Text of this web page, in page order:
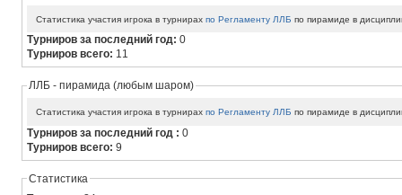
Статистика участия игрока в турнирахпо Регламенту ЛЛБ по пирамиде в
Турниров за последний год:0
Турниров всего: 11
ЛЛБ - пирамида (любым шаром)
Статистика участия игрока в турнирахпо Регламенту ЛЛБ по пирамиде в
Турниров за последний год :0
Турниров всего:9
Статистика